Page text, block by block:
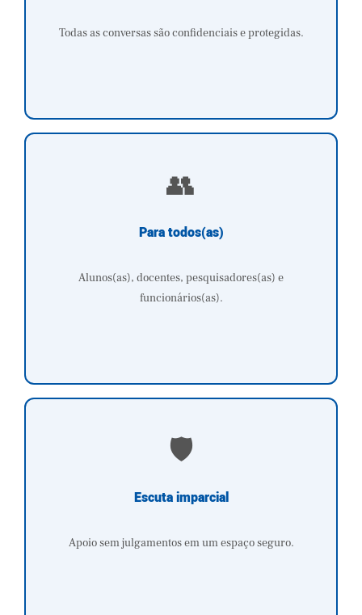
Todas as conversas são confidenciais e protegidas.
👥
Para todos(as)
Alunos(as), docentes, pesquisadores(as) e
funcionários(as).
🛡️
Escuta imparcial
Apoio sem julgamentos em um espaço seguro.